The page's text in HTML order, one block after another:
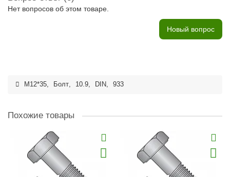
Нет вопросов об этом товаре.
Новый вопрос
M12*35, Болт, 10.9, DIN, 933
Похожие товары